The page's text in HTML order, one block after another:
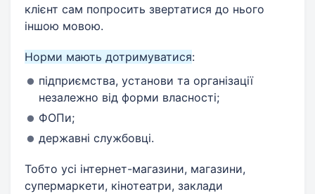
клієнт сам попросить звертатися до нього
іншою мовою.
Норми мають дотримуватися:
підприємства, установи та організації
незалежно від форми власності;
ФОПи;
державні службовці.
Тобто усі інтернет-магазини, магазини,
супермаркети, кінотеатри, заклади